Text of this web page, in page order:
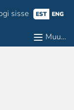
sisse EST ENG
Muu…